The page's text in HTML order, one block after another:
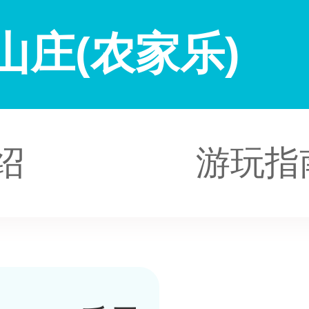
庄(农家乐)
游玩指